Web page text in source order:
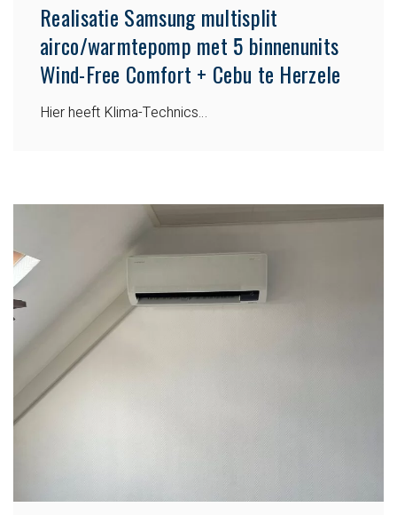
Realisatie Samsung multisplit
airco/warmtepomp met 5 binnenunits
Wind-Free Comfort + Cebu te Herzele
Hier heeft Klima-Technics…